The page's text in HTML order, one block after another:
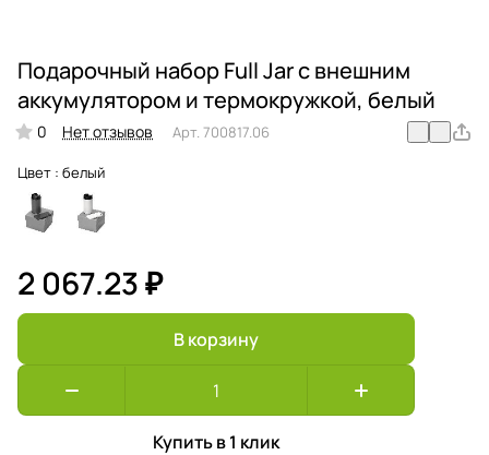
Подарочный набор Full Jar с внешним
аккумулятором и термокружкой, белый
0 Нет отзывов Арт. 700817.06
Цвет : белый
2 067.23 ₽
В корзину
Купить в 1 клик